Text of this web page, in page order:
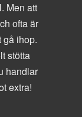
Men att
ofta är
gå ihop.
stötta
handlar
extra!